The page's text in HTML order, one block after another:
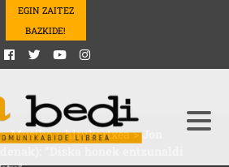
EGIN ZAITEZ
BAZKIDE!
Musika>hirukortxea>